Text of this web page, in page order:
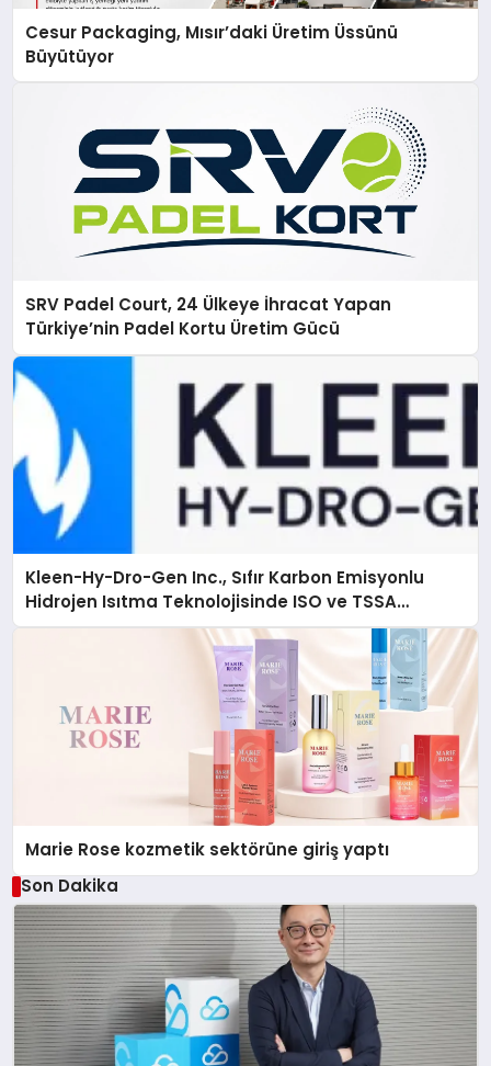
Cesur Packaging, Mısır’daki Üretim Üssünü
Büyütüyor
SRV Padel Court, 24 Ülkeye İhracat Yapan
Türkiye’nin Padel Kortu Üretim Gücü
Kleen-Hy-Dro-Gen Inc., Sıfır Karbon Emisyonlu
Hidrojen Isıtma Teknolojisinde ISO ve TSSA
Düzenleyici Onaylarını Aldı
Marie Rose kozmetik sektörüne giriş yaptı
Son Dakika